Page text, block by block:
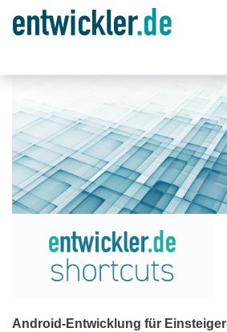
Android-Entwicklung für Einsteiger